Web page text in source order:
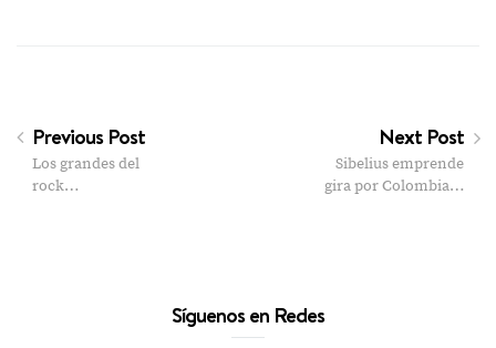
Previous Post
Los grandes del
rock…
Next Post
Sibelius emprende
gira por Colombia…
Síguenos en Redes